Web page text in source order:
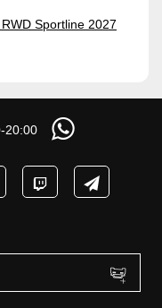
Sportline 2027
20:00